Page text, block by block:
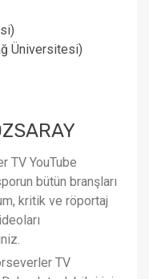
Üniversitesi)
TV YouTube
bütün branşları
kritik ve röportaj
TV